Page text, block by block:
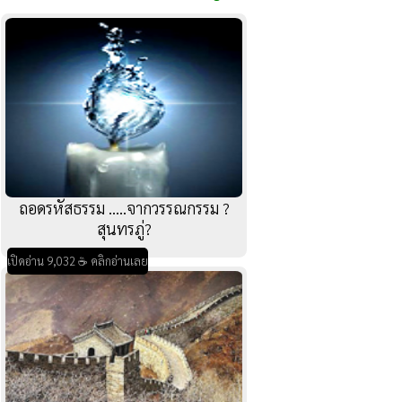
ถอดรหัสธรรม .....จากวรรณกรรม ?
สุนทรภู่?
เปิดอ่าน 9,032 ☕ คลิกอ่านเลย